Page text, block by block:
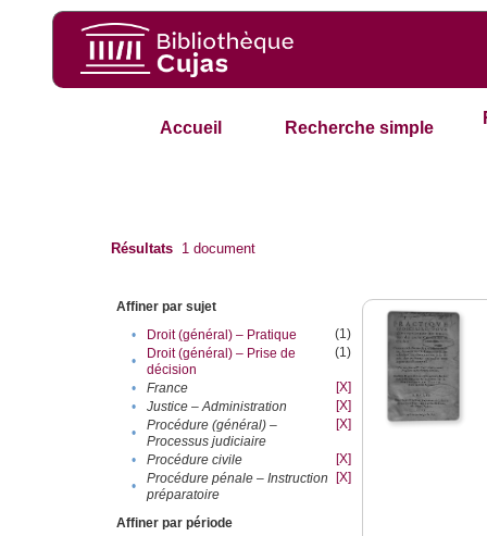
Accueil Recherche simple
Résultats 1 document
Affiner par sujet
•
Droit (général) – Pratique
(1)
•
Droit (général) – Prise de
décision
(1)
• France
[X]
•
Justice – Administration
[X]
•
Procédure (général) –
Processus judiciaire
[X]
• Procédure civile
[X]
•
Procédure pénale – Instruction
préparatoire
[X]
Affiner par période